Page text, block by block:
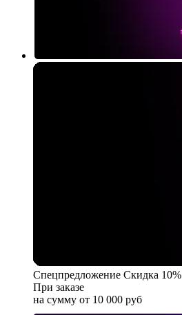
Спецпредложение Скидка 10%
При заказе
на сумму от 10 000 руб